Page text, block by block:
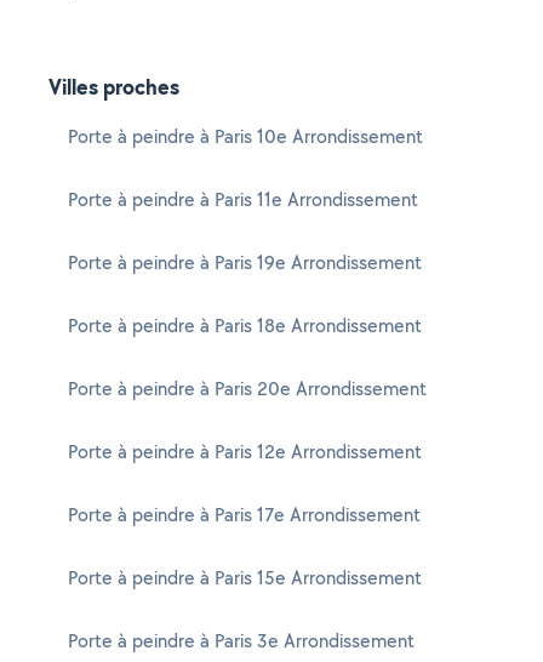
Villes proches
Porte à peindre à Paris 10e Arrondissement
Porte à peindre à Paris 11e Arrondissement
Porte à peindre à Paris 19e Arrondissement
Porte à peindre à Paris 18e Arrondissement
Porte à peindre à Paris 20e Arrondissement
Porte à peindre à Paris 12e Arrondissement
Porte à peindre à Paris 17e Arrondissement
Porte à peindre à Paris 15e Arrondissement
Porte à peindre à Paris 3e Arrondissement